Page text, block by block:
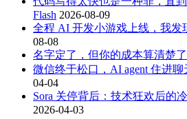
Flash 2026-08-09
全程 AI 开发小游戏上线，我发
08-08
名字定了，但你的成本算清楚
微信终于松口，AI agent 住进
04-04
Sora 关停背后：技术狂欢后的
2026-04-03